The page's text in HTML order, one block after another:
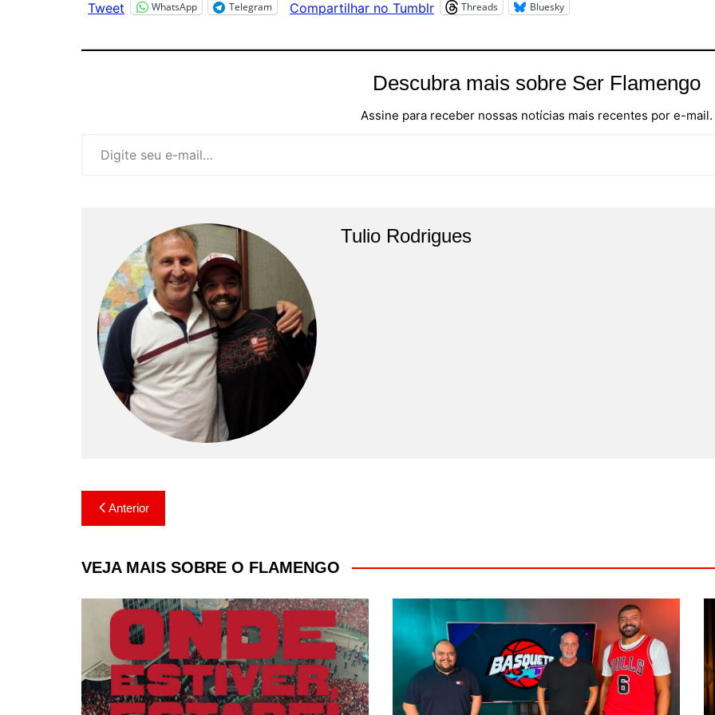
Tweet WhatsApp Telegram Compartilhar no Tumblr Threads Bluesky
Descubra mais sobre Ser Flamengo
Assine para receber nossas notícias mais recentes por e-mail.
Tulio Rodrigues
Navegação
de
Post
Anterior
VEJA MAIS SOBRE O FLAMENGO